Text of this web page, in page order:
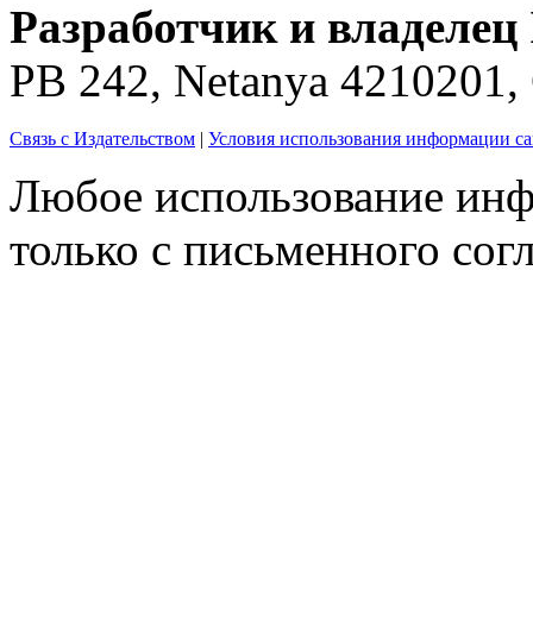
Разработчик и
PB 242, Netanya
Связь с Издательством Условия использования информации
Любое использование
только с письменного